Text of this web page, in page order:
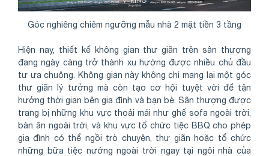
Góc nghiêng chiêm ngưỡng mẫu nhà 2 mặt tiền 3 tầng
Hiện nay, thiết kế không gian thư giãn trên sân thượng
đang ngày càng trở thành xu hướng được nhiều chủ đầu
tư ưa chuộng. Không gian này không chỉ mang lại một góc
thư giãn lý tưởng mà còn tạo cơ hội tuyệt vời để tận
hưởng thời gian bên gia đình và bạn bè. Sân thượng được
trang bị những khu vực thoải mái như ghế sofa ngoài trời,
bàn ăn ngoài trời, và khu vực tổ chức tiệc BBQ cho phép
gia đình có thể ngồi trò chuyện, thư giãn hoặc tổ chức
những bữa tiệc nướng ngoài trời ngay tại ngôi nhà của